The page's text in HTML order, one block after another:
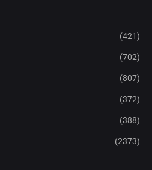
(421)
(702)
(807)
(372)
(388)
(2373)